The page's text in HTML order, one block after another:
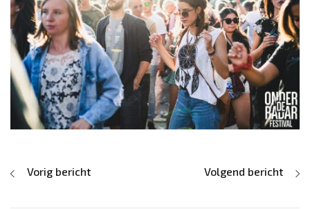
Volgend bericht
Vorig bericht